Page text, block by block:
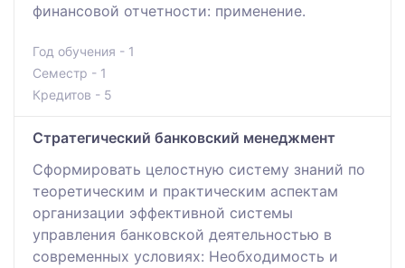
финансовой отчетности: применение.
Год обучения - 1
Семестр - 1
Кредитов - 5
Стратегический банковский менеджмент
Сформировать целостную систему знаний по
теоретическим и практическим аспектам
организации эффективной системы
управления банковской деятельностью в
современных условиях: Необходимость и